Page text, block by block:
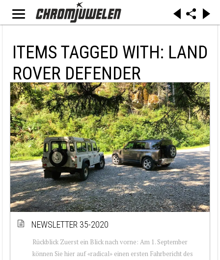
ITEMS TAGGED WITH: LAND
ROVER DEFENDER
NEWSLETTER 35-2020
Rückblick Zuerst ein Blick nach vorne: Am 1. September
können Sie hier auf «radical» einen ersten Fahrbericht des